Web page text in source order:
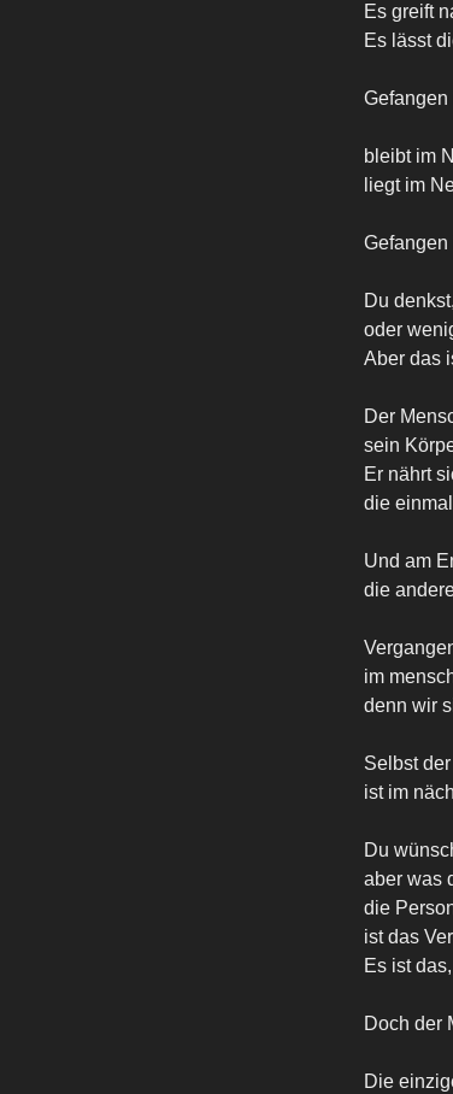
Es greift
Es lässt
Gefangen
bleibt im
liegt im
Gefangen
Du
oder
Aber das
Der
sein
Er nährt
die
Und am
die
im
denn wir
Selbst
ist im
Du
aber was
die
ist das
Es ist
Doch der
Die